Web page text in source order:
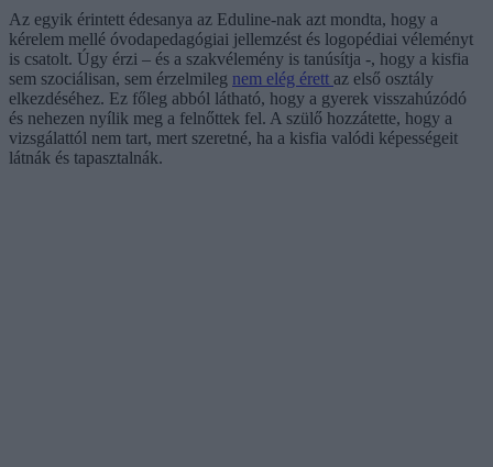
Az egyik érintett édesanya az Eduline-nak azt mondta, hogy a
kérelem mellé óvodapedagógiai jellemzést és logopédiai véleményt
is csatolt. Úgy érzi – és a szakvélemény is tanúsítja -, hogy a kisfia
sem szociálisan, sem érzelmileg nem elég érett az első osztály
elkezdéséhez. Ez főleg abból látható, hogy a gyerek visszahúzódó
és nehezen nyílik meg a felnőttek fel. A szülő hozzátette, hogy a
vizsgálattól nem tart, mert szeretné, ha a kisfia valódi képességeit
látnák és tapasztalnák.